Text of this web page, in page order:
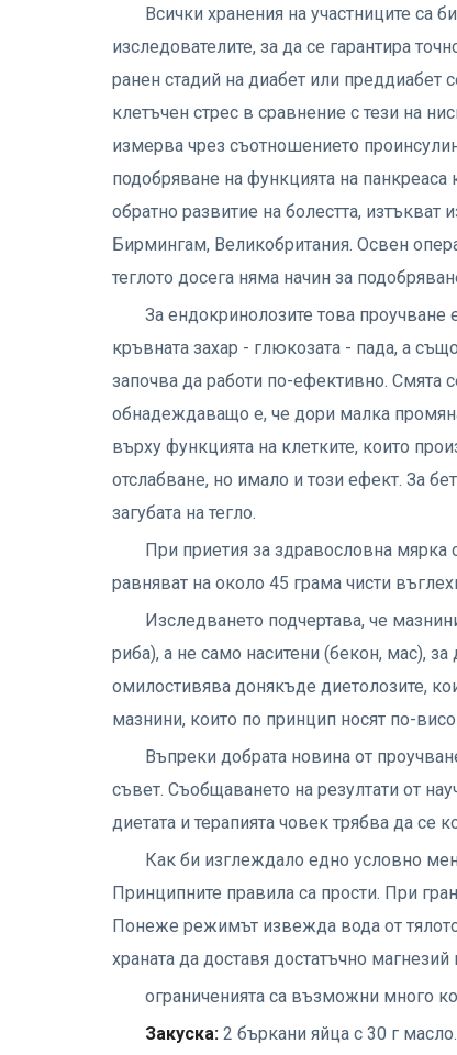
Всички хранения на участниците са
изследователите, за да се гарантира
ранен стадий на диабет или преддиабет
клетъчен стрес в сравнение с тези на
измерва чрез съотношението
подобряване на функцията на
обратно развитие на болестта, изтъкват
Бирмингам, Великобритания. Освен
теглото досега няма начин за
За ендокринолозите това
кръвната захар - глюкозата - пада, а
започва да работи по-ефективно. Смята
обнадеждаващо е, че дори малка
върху функцията на клетките, които
отслабване, но имало и този ефект. За
загубата на тегло.
При приетия за здравословна
равняват на около 45 грама чисти
Изследването подчертава, че
риба), а не само наситени (бекон, мас),
омилостивява донякъде диетолозите,
мазнини, които по принцип носят по-
Въпреки добрата новина от
съвет. Съобщаването на резултати от
диетата и терапията човек трябва да се
Как би изглеждало едно условно
Принципните правила са прости. При
Понеже режимът извежда вода от
храната да доставя достатъчно магнезий
ограниченията са възможни много
Закуска: 2 бъркани яйца с 30 г